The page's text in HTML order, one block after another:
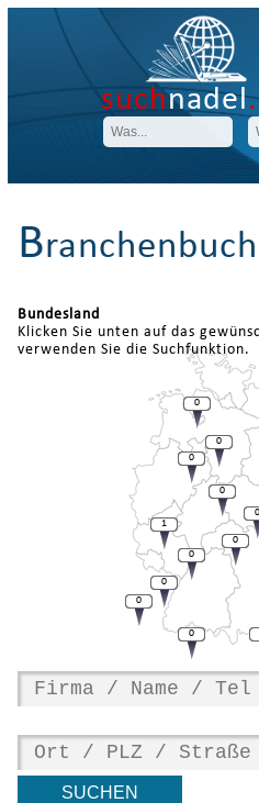
suchnadel
B
Bundesland
Klicken Sie unten auf das
verwenden Sie die Suchfunktion.
1
0
0
0
0
0
0
0
0
0
0